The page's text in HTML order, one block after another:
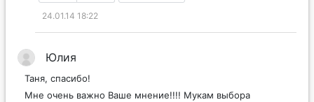
24.01.14 18:22
Юлия
Таня, спасибо!
Мне очень важно Ваше мнение!!!! Мукам выбора